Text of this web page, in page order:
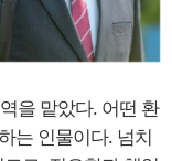
을 맡았다. 어떤 환
는 인물이다. 넘치